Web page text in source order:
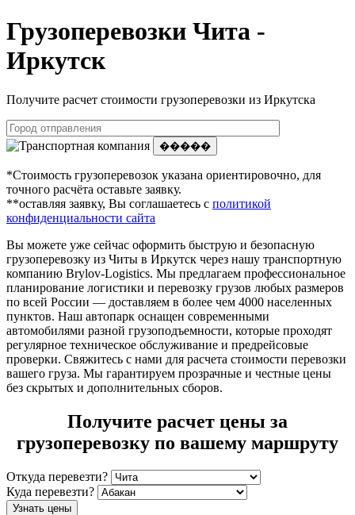
Грузоперевозки Чита -
Иркутск
Получите расчет стоимости грузоперевозки из Иркутска
�����
*Стоимость грузоперевозок указана ориентировочно, для
точного расчёта оставьте заявку.
**оставляя заявку, Вы соглашаетесь с политикой
конфиденциальности сайта
Вы можете уже сейчас оформить быструю и безопасную
грузоперевозку из Читы в Иркутск через нашу транспортную
компанию Brylov-Logistics. Мы предлагаем профессиональное
планирование логистики и перевозку грузов любых размеров
по всей России — доставляем в более чем 4000 населенных
пунктов. Наш автопарк оснащен современными
автомобилями разной грузоподъемности, которые проходят
регулярное техническое обслуживание и предрейсовые
проверки. Свяжитесь с нами для расчета стоимости перевозки
вашего груза. Мы гарантируем прозрачные и честные цены
без скрытых и дополнительных сборов.
Получите расчет цены за
грузоперевозку по вашему маршруту
Откуда перевезти?
Куда перевезти?
Узнать цены